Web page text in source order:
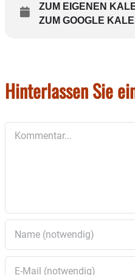
ZUM EIGENEN
ZUM GOOGLE
Hinterlassen Sie